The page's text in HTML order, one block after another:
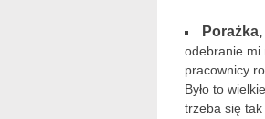
odebranie mi
pracownicy
Było to
trzeba się